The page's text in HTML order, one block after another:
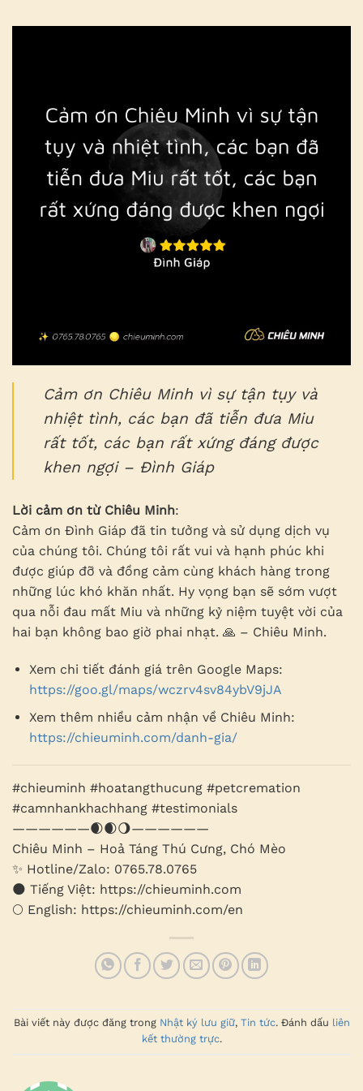
Cảm ơn Chiêu Minh vì sự tận tụy và
nhiệt tình, các bạn đã tiễn đưa Miu
rất tốt, các bạn rất xứng đáng được
khen ngợi – Đình Giáp
Lời cảm ơn từ Chiêu Minh:
Cảm ơn Đình Giáp đã tin tưởng và sử dụng dịch vụ
của chúng tôi. Chúng tôi rất vui và hạnh phúc khi
được giúp đỡ và đồng cảm cùng khách hàng trong
những lúc khó khăn nhất. Hy vọng bạn sẽ sớm vượt
qua nỗi đau mất Miu và những kỷ niệm tuyệt vời của
hai bạn không bao giờ phai nhạt. 🙏 – Chiêu Minh.
Xem chi tiết đánh giá trên Google Maps:
https://goo.gl/maps/wczrv4sv84ybV9jJA
Xem thêm nhiều cảm nhận về Chiêu Minh:
https://chieuminh.com/danh-gia/
#chieuminh #hoatangthucung #petcremation
#camnhankhachhang #testimonials
——————🌒🌒🌖——————
Chiêu Minh – Hoả Táng Thú Cưng, Chó Mèo
✨ Hotline/Zalo: 0765.78.0765
🌑 Tiếng Việt: https://chieuminh.com
🌕 English: https://chieuminh.com/en
Bài viết này được đăng trong Nhật ký lưu giữ, Tin tức. Đánh dấu liên
kết thường trực.